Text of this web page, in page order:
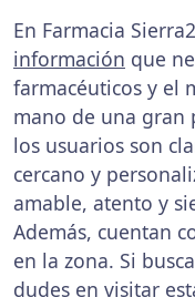
En Farmacia
información que
farmacéuticos y el
mano de una gran
los usuarios son
cercano y
amable, atento y
Además, cuentan
en la zona. Si
dudes en visitar